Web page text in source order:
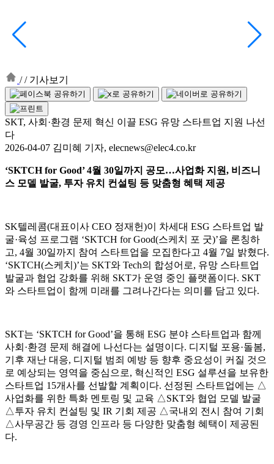
// 기사보기
SKT, 사회·환경 문제 혁신 이끌 ESG 유망 스타트업 지원 나선
다
2026-04-07 김미혜 기자, elecnews@elec4.co.kr
‘SKTCH for Good’ 4월 30일까지 공모…사업화 지원, 비즈니
스 모델 발굴, 투자 유치 컨설팅 등 맞춤형 혜택 제공
SK텔레콤(대표이사 CEO 정재헌)이 차세대 ESG 스타트업 발
굴·육성 프로그램 ‘SKTCH for Good(스케치 포 굿)’을 론칭하
고, 4월 30일까지 참여 스타트업을 모집한다고 4월 7일 밝혔다.
‘SKTCH(스케치)’는 SKT와 Tech의 합성어로, 유망 스타트업
발굴과 협업 강화를 위해 SKT가 운영 중인 플랫폼이다. SKT
와 스타트업이 함께 미래를 그려나간다는 의미를 담고 있다.
SKT는 ‘SKTCH for Good’을 통해 ESG 분야 스타트업과 함께
사회·환경 문제 해결에 나선다는 설명이다. 디지털 포용·돌봄,
기후 재난 대응, 디지털 범죄 예방 등 향후 중요성이 커질 것으
로 예상되는 영역을 중심으로, 혁신적인 ESG 설루션을 보유한
스타트업 15개사를 선발할 계획이다. 선정된 스타트업에는 △
사업화를 위한 특화 멘토링 및 교육 △SKT와 협업 모델 발굴
△투자 유치 컨설팅 및 IR 기회 제공 △국내외 전시 참여 기회
△사무공간 등 경영 인프라 등 다양한 맞춤형 혜택이 제공된
다.